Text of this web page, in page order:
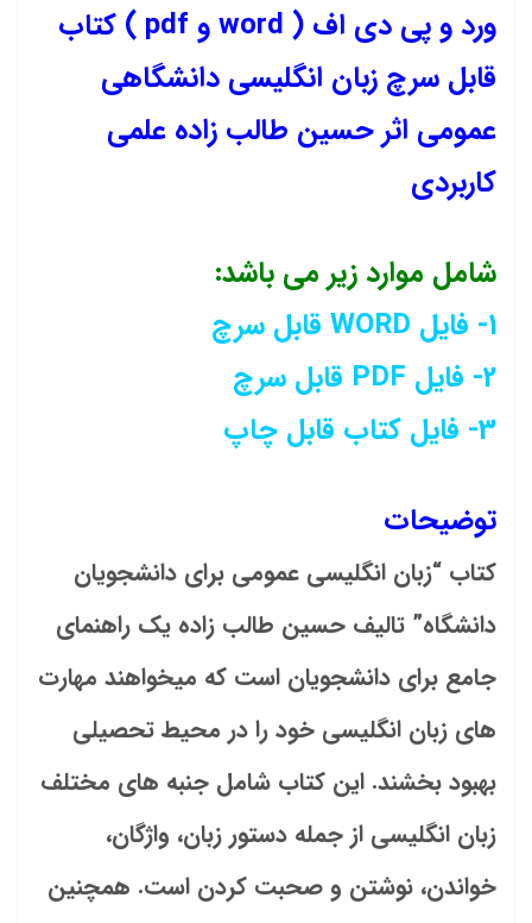
ورد و پی دی اف ( word و pdf ) کتاب
قابل سرچ زبان انگلیسی دانشگاهی
عمومی اثر حسین طالب زاده علمی
کاربردی
شامل موارد زیر می باشد:
1- فایل WORD قابل سرچ
2- فایل PDF قابل سرچ
3- فایل کتاب قابل چاپ
توضیحات
کتاب “زبان انگلیسی عمومی برای دانشجویان
دانشگاه” تالیف حسین طالب زاده یک راهنمای
جامع برای دانشجویان است که میخواهند مهارت
های زبان انگلیسی خود را در محیط تحصیلی
بهبود بخشند. این کتاب شامل جنبه های مختلف
زبان انگلیسی از جمله دستور زبان، واژگان،
خواندن، نوشتن و صحبت کردن است. همچنین